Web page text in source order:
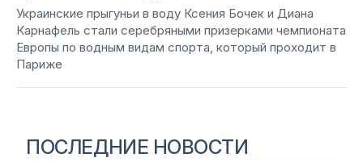
ПОСЛЕДНИЕ НОВОСТИ
Украинские прыгуньи в воду Ксения Бочек и Диана
Карнафель стали серебряными призерками чемпионата
Европы по водным видам спорта, который проходит в
Париже